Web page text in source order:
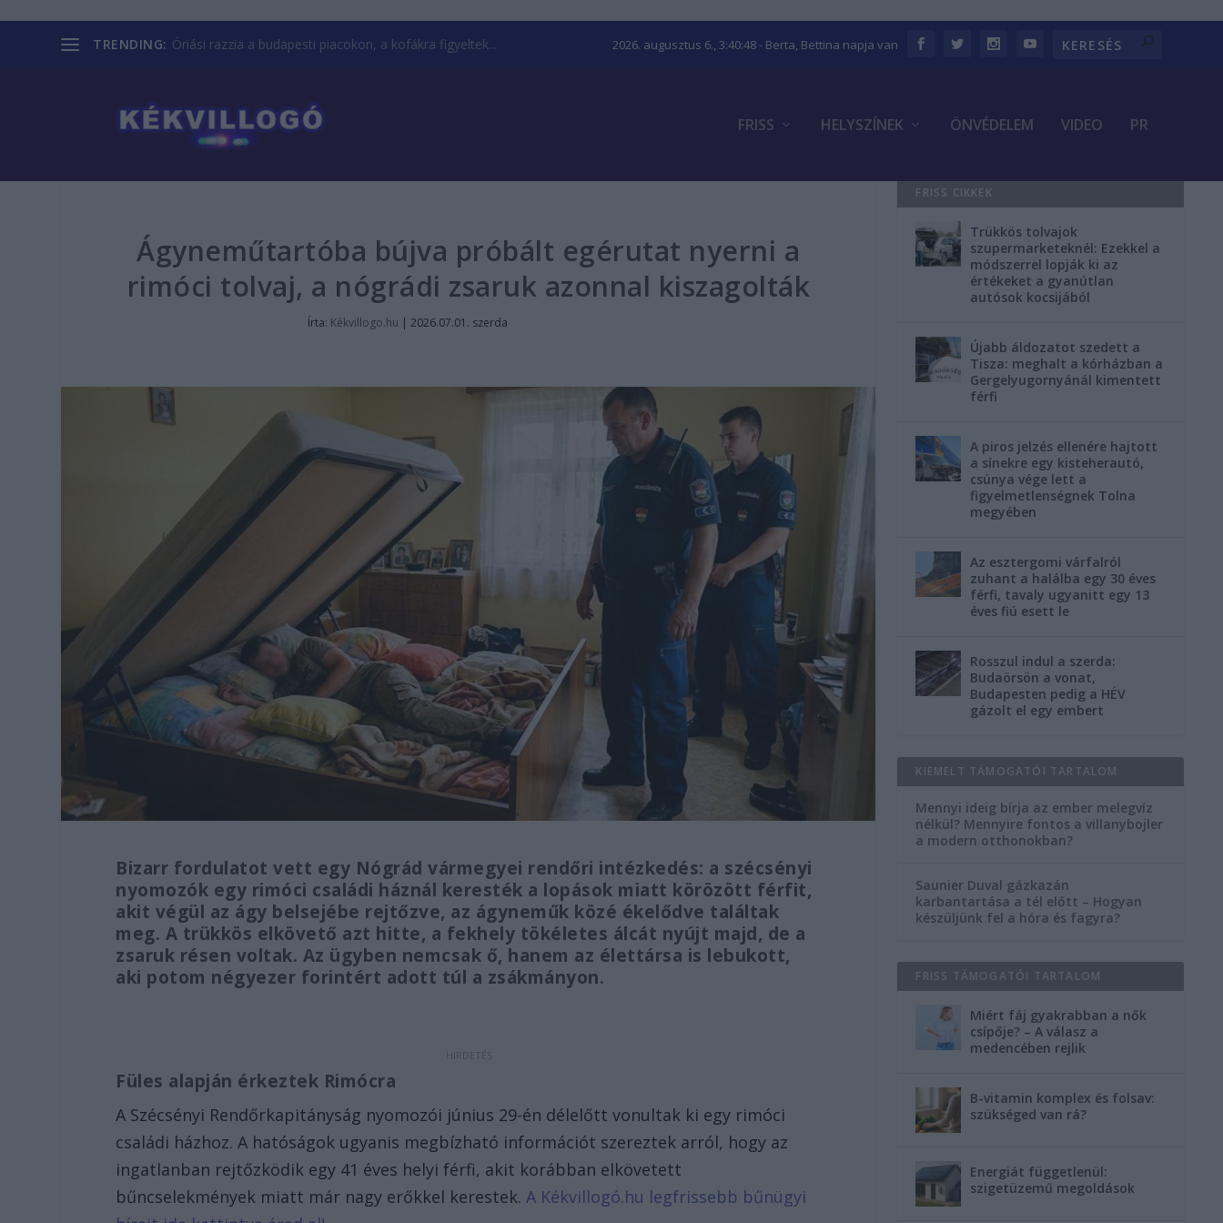
TRENDING: Óriási razzia a budapesti piacokon, a kofákra figyeltek... 2026. augusztus 6., 3:40:49- Berta, Bettina napja van
FRISS HELYSZÍNEK ÖNVÉDELEM VIDEO PR
Ágyneműtartóba bújva próbált egérutat nyerni a
rimóci tolvaj, a nógrádi zsaruk azonnal kiszagolták
Írta: Kékvillogo.hu |2026.07.01. szerda
Bizarr fordulatot vett egy Nógrád vármegyei rendőri intézkedés: a szécsényi
nyomozók egy rimóci családi háznál keresték a lopások miatt körözött férfit,
akit végül az ágy belsejébe rejtőzve, az ágyneműk közé ékelődve találtak
meg. A trükkös elkövető azt hitte, a fekhely tökéletes álcát nyújt majd, de a
zsaruk résen voltak. Az ügyben nemcsak ő, hanem az élettársa is lebukott,
aki potom négyezer forintért adott túl a zsákmányon.
Füles alapján érkeztek Rimócra
A Szécsényi Rendőrkapitányság nyomozói június 29-én délelőtt vonultak ki egy rimóci
családi házhoz. A hatóságok ugyanis megbízható információt szereztek arról, hogy az
ingatlanban rejtőzködik egy 41 éves helyi férfi, akit korábban elkövetett
bűncselekmények miatt már nagy erőkkel kerestek.A Kékvillogó.hu legfrissebb bűnügyi
FRISS CIKKEK
Trükkös tolvajok
szupermarketeknél: Ezekkel a
módszerrel lopják ki az
értékeket a gyanútlan
autósok kocsijából
Újabb áldozatot szedett a
Tisza: meghalt a kórházban a
Gergelyugornyánál kimentett
férfi
A piros jelzés ellenére hajtott
a sínekre egy kisteherautó,
csúnya vége lett a
figyelmetlenségnek Tolna
megyében
Az esztergomi várfalról
zuhant a halálba egy 30 éves
férfi, tavaly ugyanitt egy 13
éves fiú esett le
Rosszul indul a szerda:
Budaörsön a vonat,
Budapesten pedig a HÉV
gázolt el egy embert
KIEMELT TÁMOGATÓI TARTALOM
Mennyi ideig bírja az ember melegvíz
nélkül? Mennyire fontos a villanybojler
a modern otthonokban?
Saunier Duval gázkazán
karbantartása a tél előtt – Hogyan
készüljünk fel a hóra és fagyra?
FRISS TÁMOGATÓI TARTALOM
Miért fáj gyakrabban a nők
csípője? – A válasz a
medencében rejlik
B-vitamin komplex és folsav:
szükséged van rá?
Energiát függetlenül:
szigetüzemű megoldások